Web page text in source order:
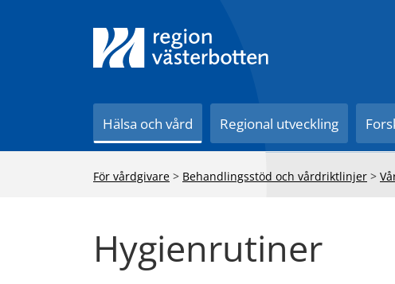
Hälsa och vård Regional utveckling
För vårdgivare > Behandlingsstöd och vårdriktlinjer >
Hygienrutiner